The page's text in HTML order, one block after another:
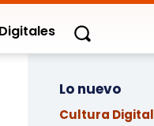
Lo nuevo
Cultura Digital